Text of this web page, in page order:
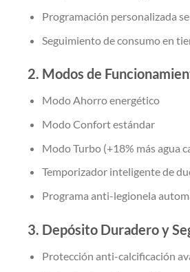
Programación personalizada
Seguimiento de consumo en
2. Modos de
Modo Ahorro energético
Modo Confort estándar
Modo Turbo (+18% más agua
Temporizador inteligente de
Programa anti-legionela
3. Depósito Duradero y
Protección anti-calcificación